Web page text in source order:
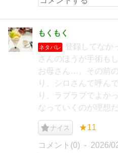
もくもく
ネタバレ
登録してなか
さんのほうが手術も
お母さん…。その前
り、シロさんて呼ん
り、ラブラブでよか
なっていくのが理想
ナイス ★11
コメント(0) 2026/